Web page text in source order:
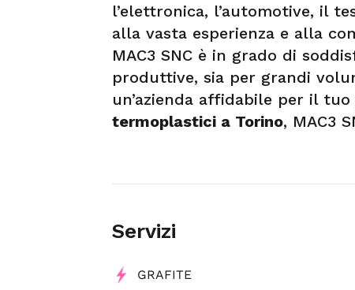
l’elettronica, l’automotive, il
alla vasta esperienza e alla
MAC3 SNC è in grado di
produttive, sia per grandi
un’azienda affidabile per il
termoplastici a Torino, MAC3
Servizi
GRAFITE